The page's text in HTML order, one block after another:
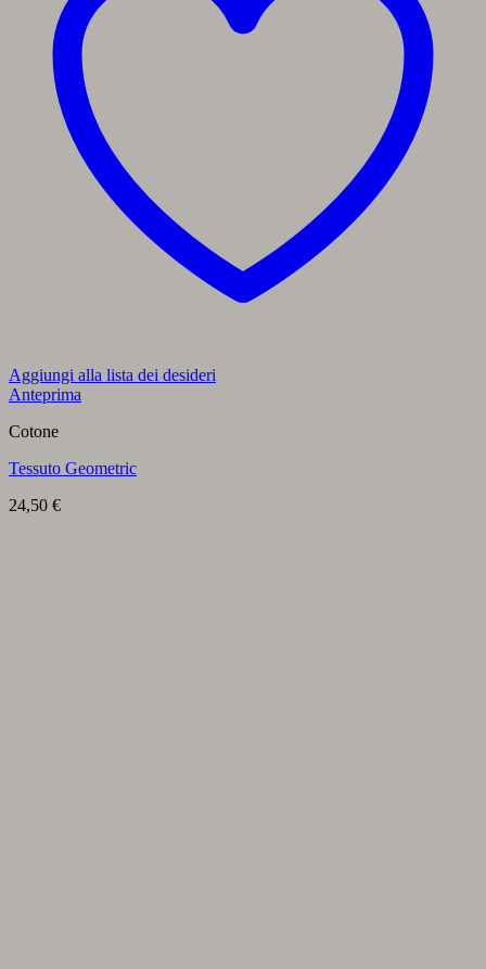
Aggiungi alla lista dei desideri
Anteprima
Cotone
Tessuto Geometric
24,50 €